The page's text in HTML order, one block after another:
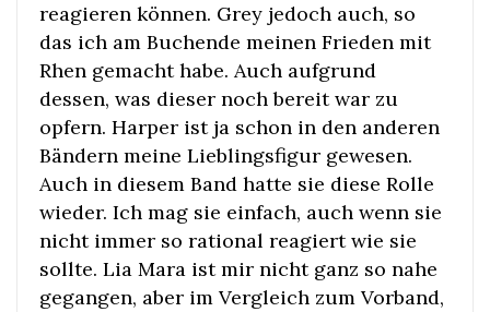
reagieren können. Grey jedoch auch, so
das ich am Buchende meinen Frieden mit
Rhen gemacht habe. Auch aufgrund
dessen, was dieser noch bereit war zu
opfern. Harper ist ja schon in den anderen
Bändern meine Lieblingsfigur gewesen.
Auch in diesem Band hatte sie diese Rolle
wieder. Ich mag sie einfach, auch wenn sie
nicht immer so rational reagiert wie sie
sollte. Lia Mara ist mir nicht ganz so nahe
gegangen, aber im Vergleich zum Vorband,